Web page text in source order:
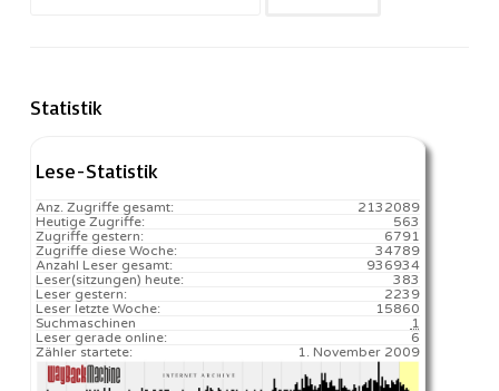
Statistik
Lese-Statistik
2132089
Anz. Zugriffe gesamt:
563
Heutige Zugriffe:
6791
Zugriffe gestern:
34789
Zugriffe diese Woche:
936934
Anzahl Leser gesamt:
383️
Leser(sitzungen) heute:
2239
Leser gestern:
15860️
Leser letzte Woche:
1
Suchmaschinen
6
Leser gerade online:
1. November 2009
Zähler startete: